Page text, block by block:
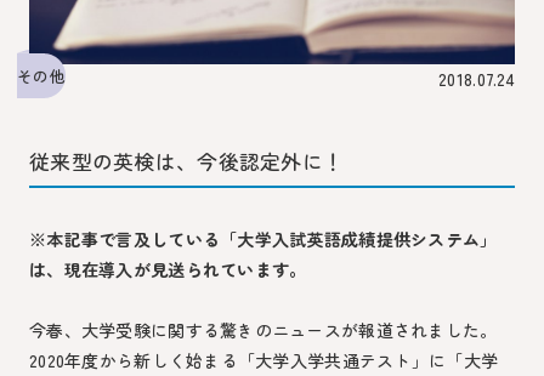
その他 2018.07.24
従来型の英検は、今後認定外に！
※本記事で言及している「大学入試英語成績提供システム」
は、現在導入が見送られています。
今春、大学受験に関する驚きのニュースが報道されました。
2020年度から新しく始まる「大学入学共通テスト」に「大学